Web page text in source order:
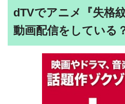
dTVでアニメ『失格
動画配信をしている